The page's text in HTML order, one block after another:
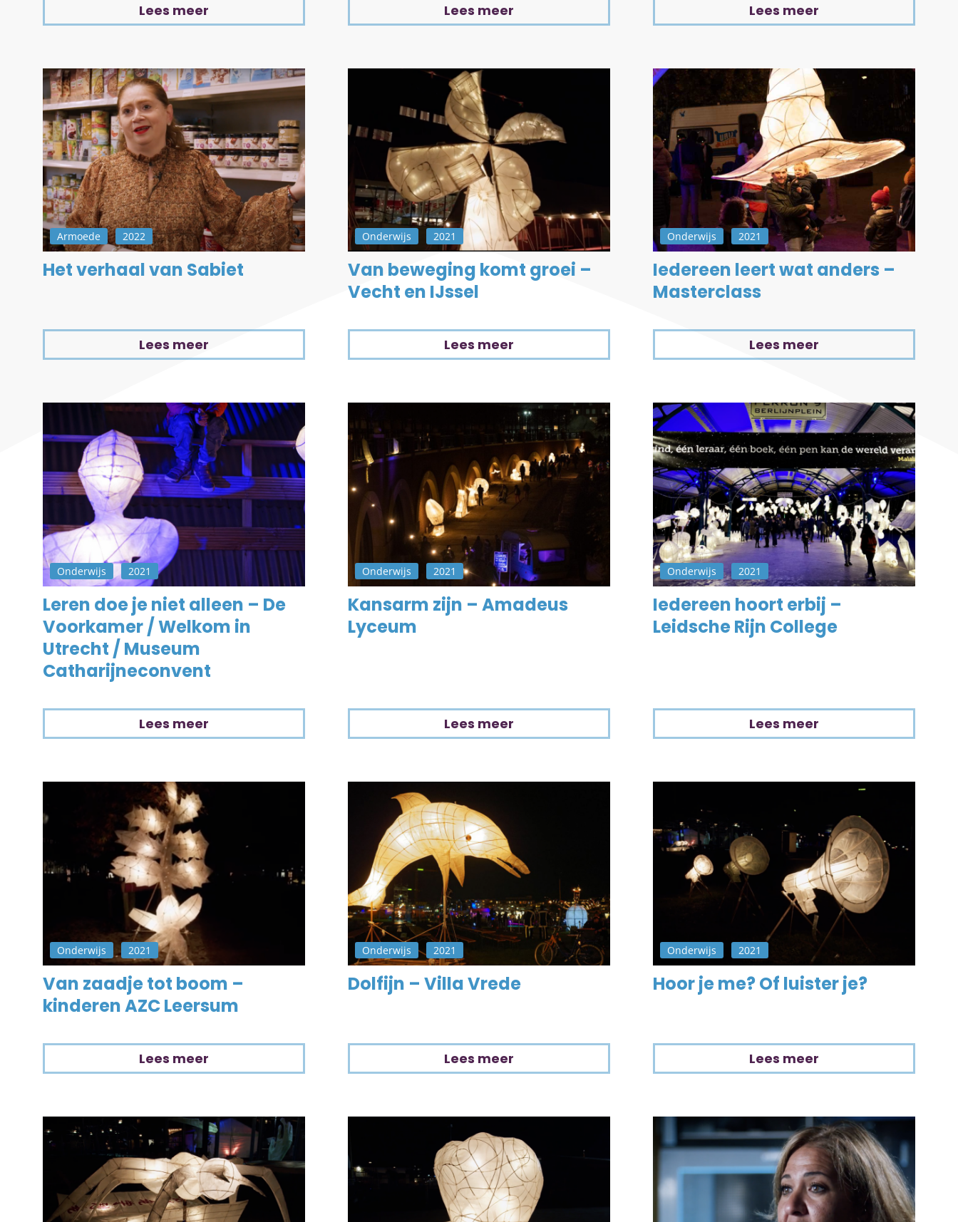
Lees meer Lees meer Lees meer
Armoede 2022
Het verhaal van Sabiet
Lees meer
Onderwijs 2021
Van beweging komt groei –
Vecht en IJssel
Lees meer
Onderwijs 2021
Iedereen leert wat anders –
Masterclass
Lees meer
Onderwijs 2021
Leren doe je niet alleen – De
Voorkamer / Welkom in
Utrecht / Museum
Catharijneconvent
Lees meer
Onderwijs 2021
Kansarm zijn – Amadeus
Lyceum
Lees meer
Onderwijs 2021
Iedereen hoort erbij –
Leidsche Rijn College
Lees meer
Onderwijs 2021
Van zaadje tot boom –
kinderen AZC Leersum
Lees meer
Onderwijs 2021
Dolfijn – Villa Vrede
Lees meer
Onderwijs 2021
Hoor je me? Of luister je?
Lees meer